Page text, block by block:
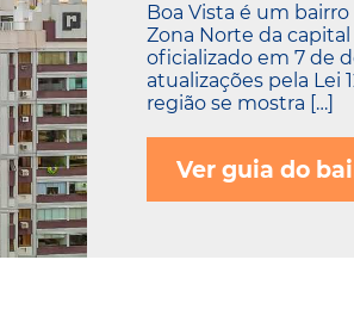
Boa Vista é um
Zona Norte da
oficializado em 7 de
atualizações pela Lei
região se mostra […]
Ver guia do